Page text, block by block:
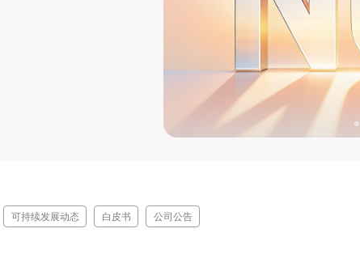
可持续发展动态 白皮书 公司公告